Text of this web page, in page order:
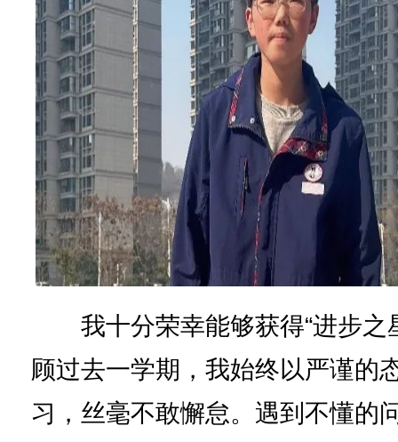
我十分荣幸能够获得“进步之
顾过去一学期，我始终以严谨的
习，丝毫不敢懈怠。遇到不懂的